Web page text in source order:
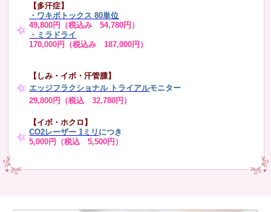
【多汗症】
・ ワキボトックス 80単位
49,800円（税込み 54,780円）
・ミラドライ
170,000円（税込み 187,000円）
【しみ・イボ・汗管腫】
エッジフラクショナル トライアルモニター
29,800円（税込 32,780円）
【イボ・ホクロ】
CO2レーザー 1ミリ につき
5,000円（税込 5,500円）